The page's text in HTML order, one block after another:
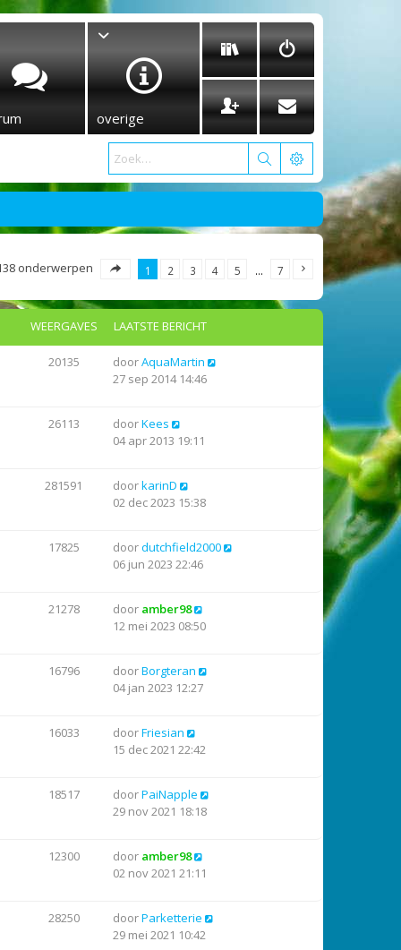
overige
onderwerpen 1 2 3 4 5 … 7
WEERGAVES LAATSTE BERICHT
20135 doorAquaMartin
27 sep 2014 14:46
26113 doorKees
04 apr 2013 19:11
281591 doorkarinD
02 dec 2023 15:38
17825 doordutchfield2000
06 jun 2023 22:46
21278 door amber98
12 mei 2023 08:50
16796 doorBorgteran
04 jan 2023 12:27
16033 doorFriesian
15 dec 2021 22:42
18517 doorPaiNapple
29 nov 2021 18:18
12300 door amber98
02 nov 2021 21:11
28250 doorParketterie
29 mei 2021 10:42